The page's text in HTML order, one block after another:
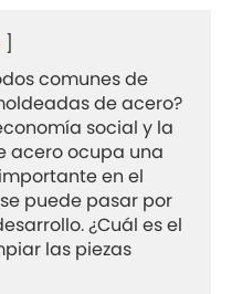
]
comunes de
de acero?
social y la
acero ocupa una
en el
puede pasar por
¿Cuál es el
las piezas